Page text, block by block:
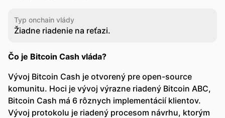
Typ onchain vlády
Žiadne riadenie na reťazi.
Čo je Bitcoin Cash vláda?
Vývoj Bitcoin Cash je otvorený pre open-source
komunitu. Hoci je vývoj výrazne riadený Bitcoin ABC,
Bitcoin Cash má 6 rôznych implementácií klientov.
Vývoj protokolu je riadený procesom návrhu, ktorým